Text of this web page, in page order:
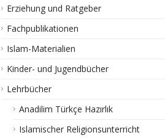
Erziehung und Ratgeber
Fachpublikationen
Islam-Materialien
Kinder- und Jugendbücher
Lehrbücher
Anadilim Türkçe Hazırlık
Islamischer Religionsunterricht